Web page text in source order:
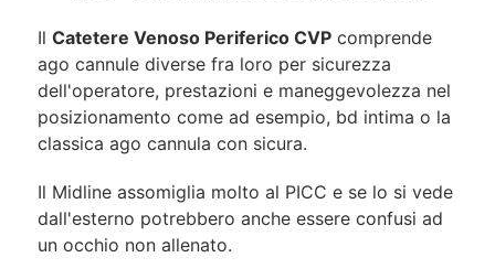
Il Catetere Venoso Periferico CVP comprende
ago cannule diverse fra loro per sicurezza
dell'operatore, prestazioni e maneggevolezza nel
posizionamento come ad esempio, bd intima o la
classica ago cannula con sicura.
Il Midline assomiglia molto al PICC e se lo si vede
dall'esterno potrebbero anche essere confusi ad
un occhio non allenato.